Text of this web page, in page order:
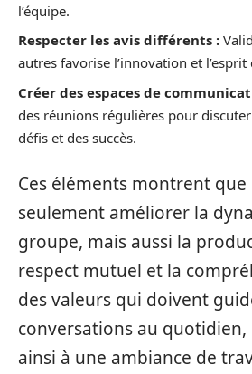
l’équipe.
Respecter les avis différents :
autres favorise l’innovation et l’esprit
Créer des espaces de
des réunions régulières pour
défis et des succès.
Ces éléments montrent que
seulement améliorer la
groupe, mais aussi la
respect mutuel et la
des valeurs qui doivent
conversations au
ainsi à une ambiance de